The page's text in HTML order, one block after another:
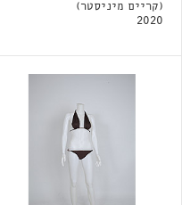
(קריים מיניסטר)
2020